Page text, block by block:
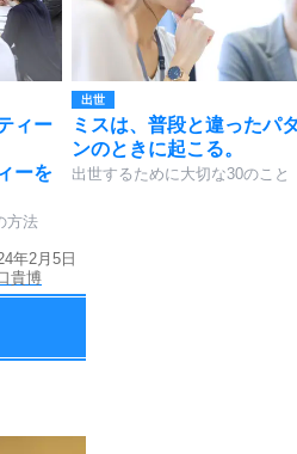
ィー
ーを
方法
出世
ミスは、普段と違ったパ
ンのときに起こる。
出世するために大切な30のこと
年2月5日
貴博